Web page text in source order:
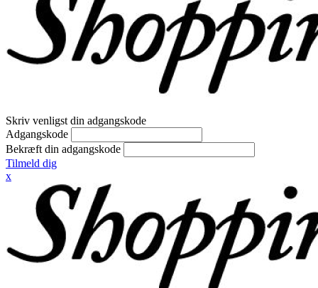
Skriv venligst din adgangskode
Adgangskode
Bekræft din adgangskode
Tilmeld dig
x